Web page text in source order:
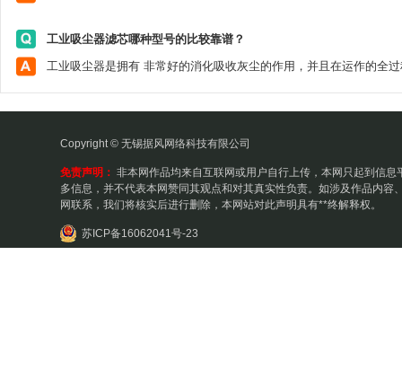
工业吸尘器滤芯哪种型号的比较靠谱？
Copyright © 无锡据风网络科技有限公司
免责声明： 非本网作品均来自互联网或用户自行上传，本网只起到信息
多信息，并不代表本网赞同其观点和对其真实性负责。如涉及作品内容
网联系，我们将核实后进行删除，本网站对此声明具有**终解释权。
苏ICP备16062041号-23